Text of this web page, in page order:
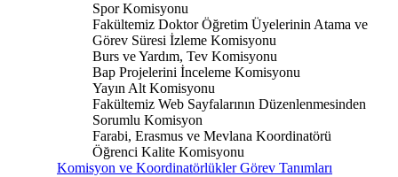
Spor Komisyonu
Fakültemiz Doktor Öğretim Üyelerinin Atama ve
Görev Süresi İzleme Komisyonu
Burs ve Yardım, Tev Komisyonu
Bap Projelerini İnceleme Komisyonu
Yayın Alt Komisyonu
Fakültemiz Web Sayfalarının Düzenlenmesinden
Sorumlu Komisyon
Farabi, Erasmus ve Mevlana Koordinatörü
Öğrenci Kalite Komisyonu
Komisyon ve Koordinatörlükler Görev Tanımları